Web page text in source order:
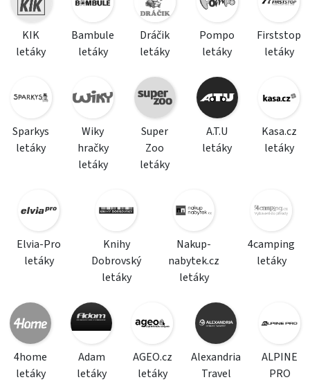
KIK
letáky
Bambule
letáky
Dráčik
letáky
Pompo
letáky
Firststop
letáky
Sparkys
letáky
Wiky
hračky
letáky
Super
Zoo
letáky
A.T.U
letáky
Kasa.cz
letáky
Elvia-Pro
letáky
Knihy
Dobrovský
letáky
Nakup-
nabytek.cz
letáky
4camping
letáky
4home
letáky
Adam
letáky
AGEO.cz
letáky
Alexandria
Travel
ALPINE
PRO